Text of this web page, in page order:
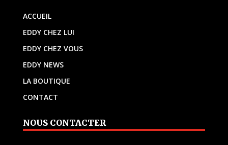
ACCUEIL
EDDY CHEZ LUI
EDDY CHEZ VOUS
EDDY NEWS
LA BOUTIQUE
CONTACT
NOUS CONTACTER